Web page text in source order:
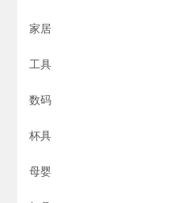
家居
工具
数码
杯具
母婴